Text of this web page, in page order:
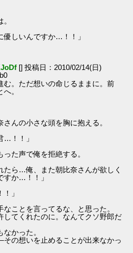
優しいんですか…！！」
[] 投稿日：2010/02/14(日)
。ただ想いの命じるままに。前
。
んの小さな頭を胸に抱える。
…！！」
た声で俺を拒絶する。
たら…俺、また朝比奈さんが欲しく
すか…！！」
」
ことを言ってるな、と思った。
てくれたのに。なんてクソ野郎だ
かった。
の想いを止めることが出来なかっ